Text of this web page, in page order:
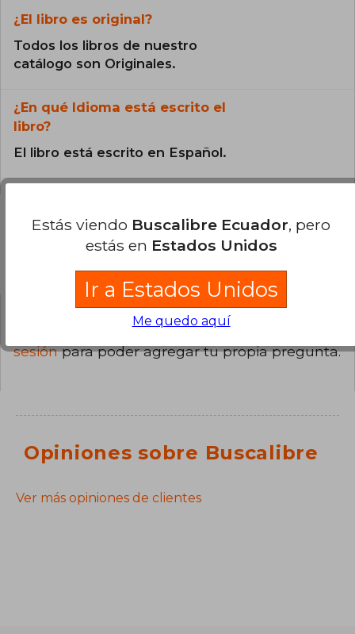
¿El libro es original?
Todos los libros de nuestro
catálogo son Originales.
¿En qué Idioma está escrito el
libro?
El libro está escrito en Español.
¿Tienes una pregunta sobre el libro?
sesiónpara poder agregar tu propia pregunta.
Opiniones sobre Buscalibre
Ver más opiniones de clientes
Estás viendo Buscalibre Ecuador, pero
estás en Estados Unidos
Ir a Estados Unidos
Me quedo aquí